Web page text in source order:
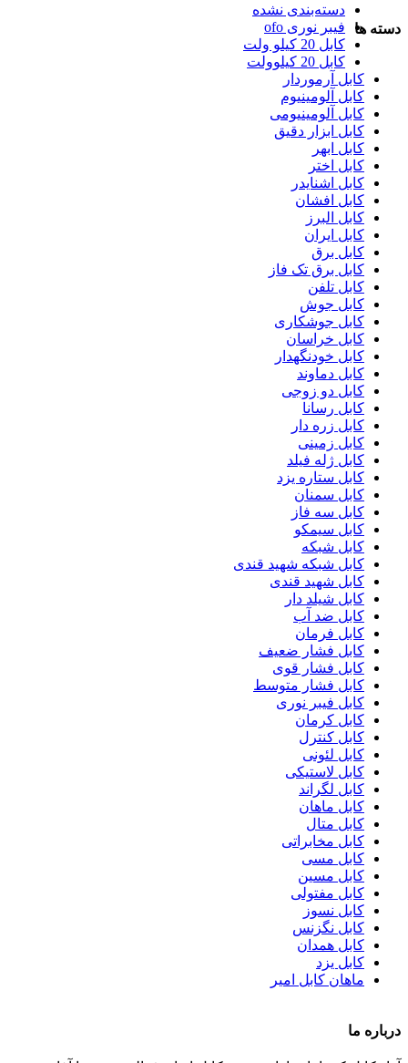
دسته ها
دسته‌بندی نشده
فیبر نوری ofo
کابل 20 کیلو ولت
کابل 20 کیلوولت
کابل آرموردار
کابل آلومینیوم
کابل آلومینیومی
کابل ابزار دقیق
کابل ابهر
کابل اختر
کابل اشنایدر
کابل افشان
کابل البرز
کابل ایران
کابل برق
کابل برق تک فاز
کابل تلفن
کابل جوش
کابل جوشکاری
کابل خراسان
کابل خودنگهدار
کابل دماوند
کابل دو زوجی
کابل رسانا
کابل زره دار
کابل زمینی
کابل ژله فیلد
کابل ستاره یزد
کابل سمنان
کابل سه فاز
کابل سیمکو
کابل شبکه
کابل شبکه شهید قندی
کابل شهید قندی
کابل شیلد دار
کابل ضد آب
کابل فرمان
کابل فشار ضعیف
کابل فشار قوی
کابل فشار متوسط
کابل فیبر نوری
کابل کرمان
کابل کنترل
کابل لئونی
کابل لاستیکی
کابل لگراند
کابل ماهان
کابل متال
کابل مخابراتی
کابل مسی
کابل مسین
کابل مفتولی
کابل نسوز
کابل نگزنس
کابل همدان
کابل یزد
ماهان کابل امیر
درباره ما